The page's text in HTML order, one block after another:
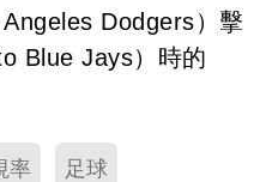
Dodgers）擊
Blue Jays）時的
率 足球